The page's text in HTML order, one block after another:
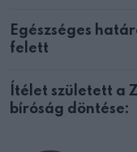
Egészséges
felett
Ítélet született a
bíróság döntése: